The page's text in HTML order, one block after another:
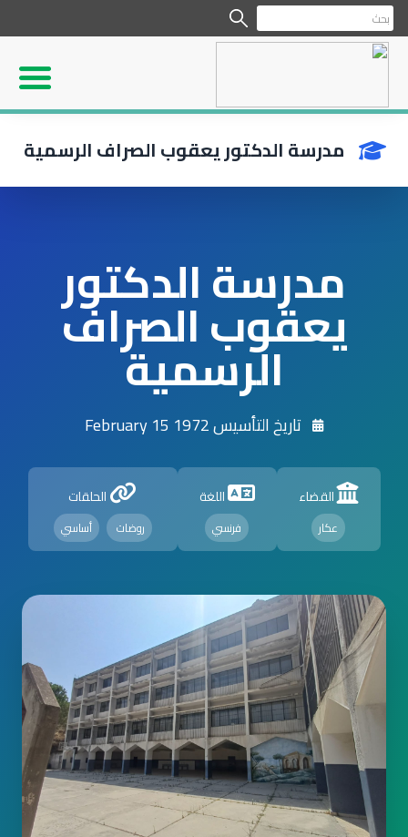
مدرسة الدكتور يعقوب الصراف الرسمية
مدرسة الدكتور
يعقوب الصراف
الرسمية
تاريخ التأسيس 1972 February 15
القضاء
عكار
اللغة
فرنسي
الحلقات
روضات أساسي